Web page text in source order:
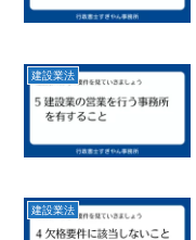
建設業法
建設業法